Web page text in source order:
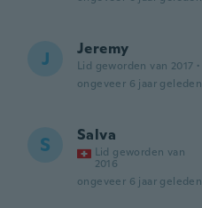
J Jeremy
Lid geworden van 2017 ·
ongeveer 6 jaar geleden
S Salva
Lid geworden van
2016
ongeveer 6 jaar geleden